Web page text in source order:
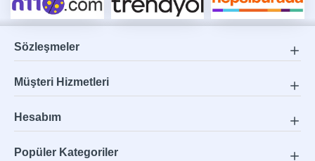
Sözleşmeler
Müşteri Hizmetleri
Hesabım
Popüler Kategoriler